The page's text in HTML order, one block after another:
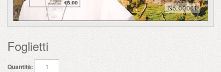
Foglietti
Quantità: